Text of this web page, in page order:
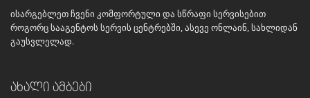
ისარგებლეთ ჩვენი კომფორტული და სწრაფი სერვისებით
როგორც სააგენტოს სერვის ცენტრებში, ასევე ონლაინ, სახლიდან
გაუსვლელად.
ახალი ამბები